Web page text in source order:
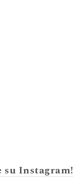
su Instagram!